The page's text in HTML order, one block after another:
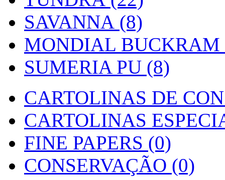
SAVANNA (8)
MONDIAL BUCKRAM
SUMERIA PU (8)
CARTOLINAS DE
CARTOLINAS
FINE PAPERS (0)
CONSERVAÇÃO (0)